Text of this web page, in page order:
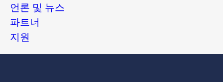
언론 및 뉴스
파트너
지원